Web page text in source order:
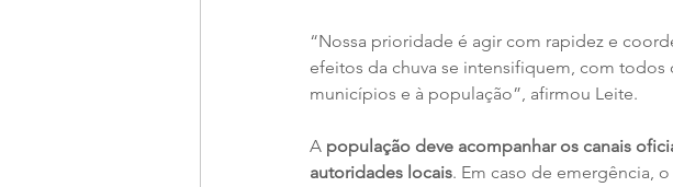
“Nossa prioridade é agir com rapidez e
efeitos da chuva se intensifiquem, com
municípios e à população”, afirmou Leite.
A população deve acompanhar os canais
autoridades locais. Em caso de emergência,